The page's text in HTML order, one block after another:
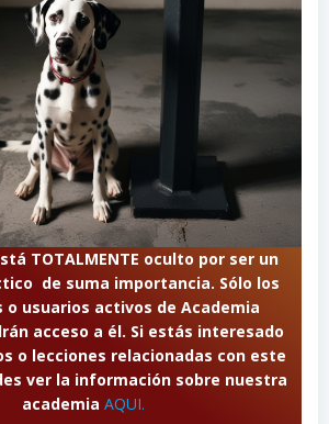
TOTALMENTE oculto por ser un
de suma importancia. Sólo los
usuarios activos de Academia
acceso a él. Si estás interesado
o lecciones relacionadas con este
ver la información sobre nuestra
academia AQUI.